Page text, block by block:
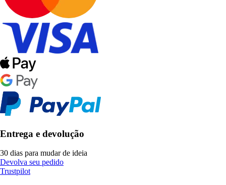
Entrega e devolução
30 dias para mudar de ideia
Devolva seu pedido
Trustpilot